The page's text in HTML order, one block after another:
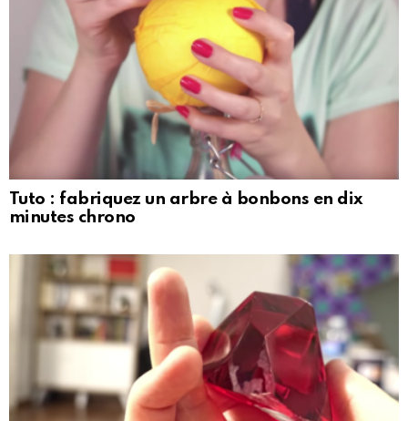
Tuto : fabriquez un arbre à bonbons en dix
minutes chrono